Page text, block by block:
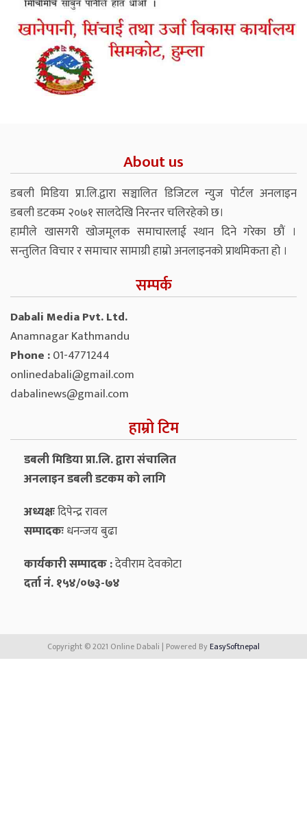
About us
डबली मिडिया प्रा.लि.द्वारा सञ्चालित डिजिटल न्युज पोर्टल अनलाइन
डबली डटकम २०७१ सालदेखि निरन्तर चलिरहेको छ।
हामीले खासगरी खोजमूलक समाचारलाई स्थान दिने गरेका छौं ।
सन्तुलित विचार र समाचार सामाग्री हाम्रो अनलाइनको प्राथमिकता हो ।
सम्पर्क
Dabali Media Pvt. Ltd.
Anamnagar Kathmandu
Phone :01-4771244
onlinedabali@gmail.com
dabalinews@gmail.com
हाम्रो टिम
डबली मिडिया प्रा.लि. द्वारा संचालित
अनलाइन डबली डटकम को लागि
अध्यक्षःदिपेन्द्र रावल
सम्पादकःधनन्‍जय बुढा
कार्यकारी सम्पादक :देवीराम देवकोटा
दर्ता नं. १५४/०७३-७४
Copyright © 2021 Online Dabali | Powered ByEasySoftnepal